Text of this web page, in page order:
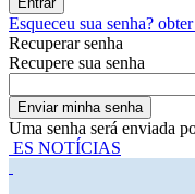
Esqueceu sua senha?
Recuperar senha
Recupere sua senha
Uma senha será enviada
ES NOTÍCIAS